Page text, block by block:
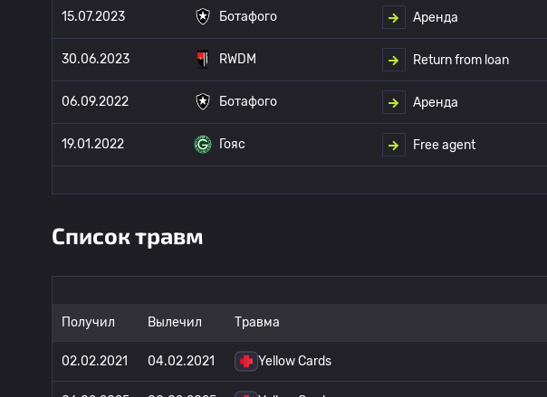
15.07.2023 Ботафого Аренда
30.06.2023 RWDM Return from loan
06.09.2022 Ботафого Аренда
19.01.2022 Гояс Free agent
Список травм
Получил Вылечил Травма
02.02.2021 04.02.2021 Yellow Cards